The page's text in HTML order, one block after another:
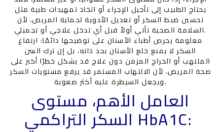
يحتاج الطبيب إلى تأجيل الإجراء أو اتخاذ تمهيدات طبية مثل
تحسين ضبط السكر أو تعديل الأدوية لحماية المريض، لأن
السلامة الصحية تأتي أولاً قبل أي تدخل علاجي أو تجميلي.
معلومة يحرص أطباء الأسنان على توضيحها دائمًا: ارتفاع
السكر لا يمنع خلع الأسنان بحد ذاته، بل إن ترك السن
الملتهب أو الخراج المزمن دون علاج قد يشكل خطرًا أكبر على
صحة المريض، لأن الالتهاب المستمر قد يرفع مستويات السكر
ويجعل السيطرة عليه أكثر صعوبة.
العامل الأهم، مستوى
السكر التراكمي HbA1C: